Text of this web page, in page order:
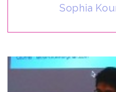
Sophia